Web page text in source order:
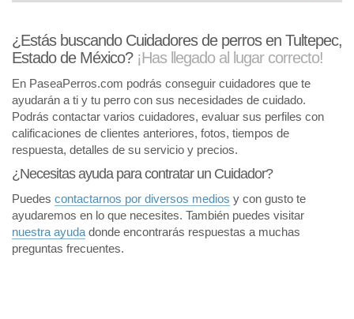
¿Estás buscando Cuidadores de perros en Tultepec,
Estado de México? ¡Has llegado al lugar correcto!
En PaseaPerros.com podrás conseguir cuidadores que te
ayudarán a ti y tu perro con sus necesidades de cuidado.
Podrás contactar varios cuidadores, evaluar sus perfiles con
calificaciones de clientes anteriores, fotos, tiempos de
respuesta, detalles de su servicio y precios.
¿Necesitas ayuda para contratar un Cuidador?
Puedes contactarnos por diversos medios y con gusto te
ayudaremos en lo que necesites. También puedes visitar
nuestra ayuda donde encontrarás respuestas a muchas
preguntas frecuentes.